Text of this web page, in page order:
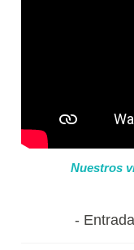
Nuestros